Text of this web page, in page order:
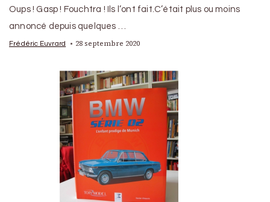
Oups ! Gasp ! Fouchtra ! Ils l’ont fait.C’était plus ou moins
annoncé depuis quelques …
Frédéric Euvrard 28 septembre 2020